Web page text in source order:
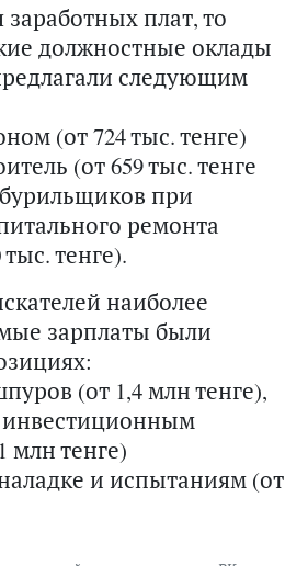
заработных плат, то
должностные оклады
следующим
(от 724 тыс. тенге)
(от 659 тыс. тенге
при
ремонта
тенге).
наиболее
зарплаты были
(от 1,4 млн тенге),
млн тенге)
и испытаниям (от